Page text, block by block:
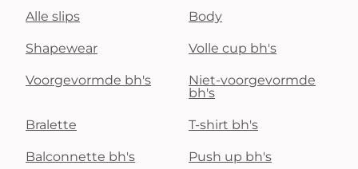
Alle slips Body
Shapewear Volle cup bh's
Voorgevormde bh's
Niet-voorgevormde
bh's
Bralette T-shirt bh's
Balconnette bh's Push up bh's